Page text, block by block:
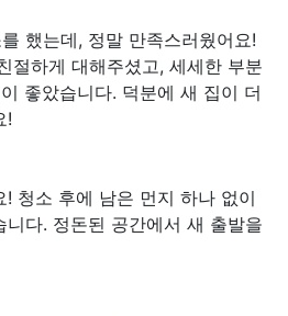
했는데, 정말 만족스러웠어요!
절하게 대해주셨고, 세세한 부분
좋았습니다. 덕분에 새 집이 더
!
청소 후에 남은 먼지 하나 없이
다. 정돈된 공간에서 새 출발을